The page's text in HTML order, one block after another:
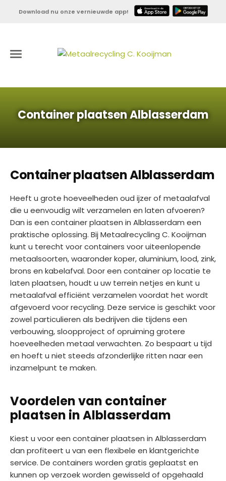
Download nu onze vernieuwde app!
Container plaatsen Alblasserdam
Container plaatsen Alblasserdam
Heeft u grote hoeveelheden oud ijzer of metaalafval
die u eenvoudig wilt verzamelen en laten afvoeren?
Dan is een container plaatsen in Alblasserdam een
praktische oplossing. Bij Metaalrecycling C. Kooijman
kunt u terecht voor containers voor uiteenlopende
metaalsoorten, waaronder koper, aluminium, lood, zink,
brons en kabelafval. Door een container op locatie te
laten plaatsen, houdt u uw terrein netjes en kunt u
metaalafval efficiënt verzamelen voordat het wordt
afgevoerd voor recycling. Deze service is geschikt voor
zowel particulieren als bedrijven die tijdens een
verbouwing, sloopproject of opruiming grotere
hoeveelheden metaal verwachten. Zo bespaart u tijd
en hoeft u niet steeds afzonderlijke ritten naar een
inzamelpunt te maken.
Voordelen van container
plaatsen in Alblasserdam
Kiest u voor een container plaatsen in Alblasserdam
dan profiteert u van een flexibele en klantgerichte
service. De containers worden gratis geplaatst en
kunnen op verzoek worden gewisseld of opgehaald